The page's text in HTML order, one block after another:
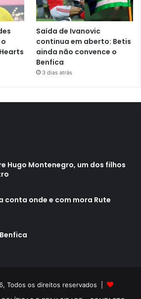
Saída de Ivanovic
continua em aberto: Betis
ainda não convence o
Benfica
3 dias atrás
Hugo Montenegro, um dos filhos
conta onde e com mora Rute
Todos os direitos reservados |